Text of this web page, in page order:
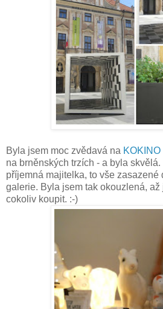
Byla jsem moc zvědavá na
na brněnských trzích - a byla
příjemná majitelka, to vše zasazené
galerie. Byla jsem tak okouzlená,
cokoliv koupit. :-)